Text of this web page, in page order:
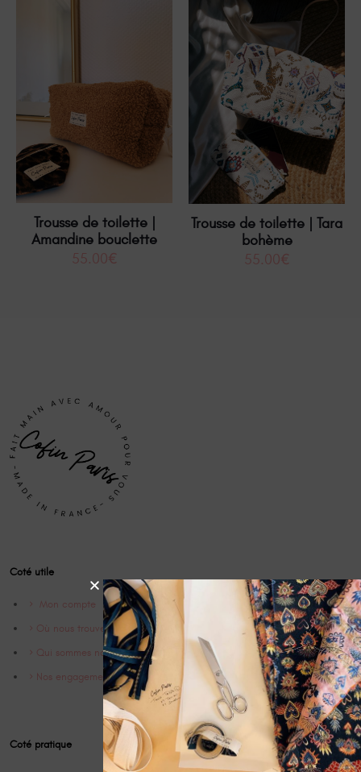
Trousse de toilette |
Amandine bouclette
55.00€
Trousse de toilette | Tara
bohème
55.00€
Coté utile
Mon compte
Où nous trouver
Qui sommes nous ?
Nos engagements
Coté pratique